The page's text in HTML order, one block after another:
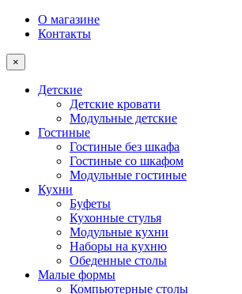
О магазине
Контакты
×
Детские
Детские кровати
Модульные детские
Гостиные
Гостиные без шкафа
Гостиные со шкафом
Модульные гостиные
Кухни
Буфеты
Кухонные стулья
Модульные кухни
Наборы на кухню
Обеденные столы
Малые формы
Компьютерные столы